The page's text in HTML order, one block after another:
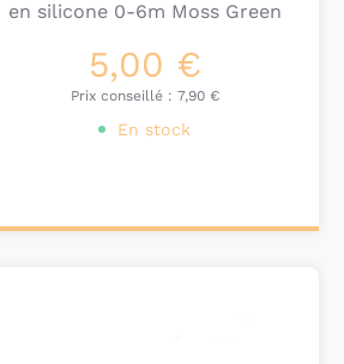
en silicone 0-6m Moss Green
5,00 €
Prix conseillé : 7,90 €
En stock